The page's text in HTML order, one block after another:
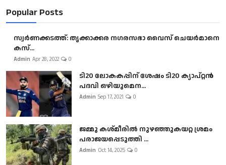
Popular Posts
സ്വർണക്കടത്ത്: തൃക്കാക്കര നഗരസഭാ വൈസ് ചെയർമാനെ
കസ്...
Admin Apr 28, 2022 0
ടി20 ലോകകപ്പിന് ശേഷം ടി20 ക്യാപ്റ്റൻ
പദവി ഒഴിയുമെന...
Admin Sep 17, 2021 0
ജമ്മു കശ്മീരിൽ നുഴഞ്ഞുകയറ്റ ശ്രമം
പരാജയപ്പെടുത്തി ...
Admin Oct 14, 2025 0